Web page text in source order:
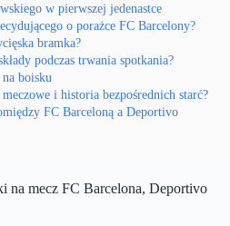
w pierwszej jedenastce
o porażce FC Barcelony?
bramka?
podczas trwania spotkania?
boisku
i historia bezpośrednich starć?
FC Barceloną a Deportivo
na mecz FC Barcelona, Deportivo